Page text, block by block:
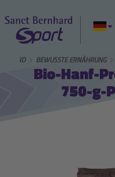
BEWUSSTE ERNÄHRUNG
Bio-Hanf-
750-g-